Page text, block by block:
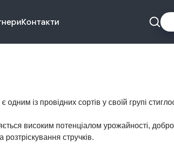
Контакти
одним із провідних сортів у своїй групі
високим потенціалом урожайності,
розтріскування стручків.